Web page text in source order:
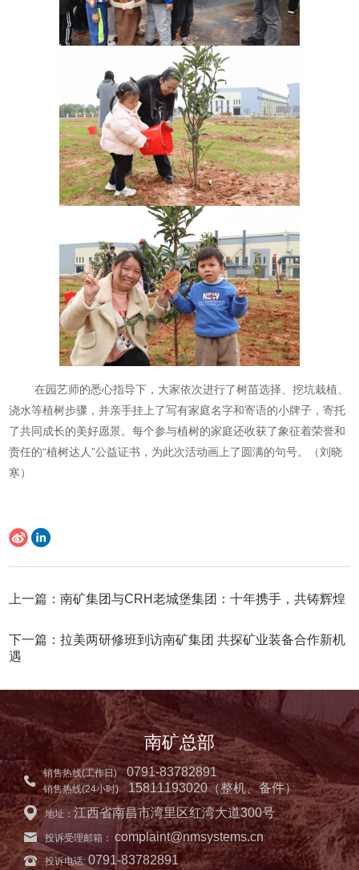
在园艺师的悉心指导下，大家依次进行了树苗选择、挖坑栽植、
浇水等植树步骤，并亲手挂上了写有家庭名字和寄语的小牌子，寄托
了共同成长的美好愿景。每个参与植树的家庭还收获了象征着荣誉和
责任的“植树达人”公益证书，为此次活动画上了圆满的句号。（刘晓
寒）
上一篇：南矿集团与CRH老城堡集团：十年携手，共铸辉煌
下一篇：拉美两研修班到访南矿集团 共探矿业装备合作新机
遇
南矿总部
销售热线(工作日) 0791-83782891
销售热线(24小时) 15811193020（整机、备件）
地址： 江西省南昌市湾里区红湾大道300号
投诉受理邮箱： complaint@nmsystems.cn
投诉电话: 0791-83782891